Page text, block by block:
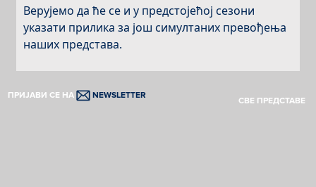
Верујемо да ће се и у предстојећој сезони
указати прилика за још симултаних превођења
наших представа.
ПРИЈАВИ СЕ НА NEWSLETTER
СВЕ ПРЕДСТАВЕ